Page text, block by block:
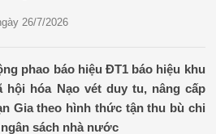
26/7/2026
phao báo hiệu ĐT1 báo hiệu khu
hóa Nạo vét duy tu, nâng cấp
Gia theo hình thức tận thu bù chi
sách nhà nước